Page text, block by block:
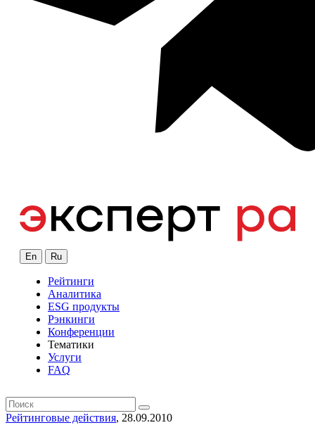
En Ru
Рейтинги
Аналитика
ESG продукты
Рэнкинги
Конференции
Тематики
Услуги
FAQ
Рейтинговые действия, 28.09.2010